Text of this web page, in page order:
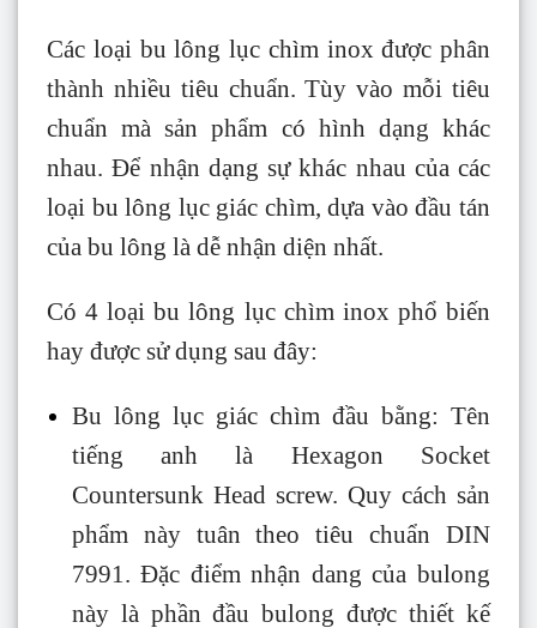
Các loại bu lông lục chìm inox được phân
thành nhiều tiêu chuẩn. Tùy vào mỗi tiêu
chuẩn mà sản phẩm có hình dạng khác
nhau. Để nhận dạng sự khác nhau của các
loại bu lông lục giác chìm, dựa vào đầu tán
của bu lông là dễ nhận diện nhất.
Có 4 loại bu lông lục chìm inox phổ biến
hay được sử dụng sau đây:
Bu lông lục giác chìm đầu bằng: Tên
tiếng anh là Hexagon Socket
Countersunk Head screw. Quy cách sản
phẩm này tuân theo tiêu chuẩn DIN
7991. Đặc điểm nhận dang của bulong
này là phần đầu bulong được thiết kế